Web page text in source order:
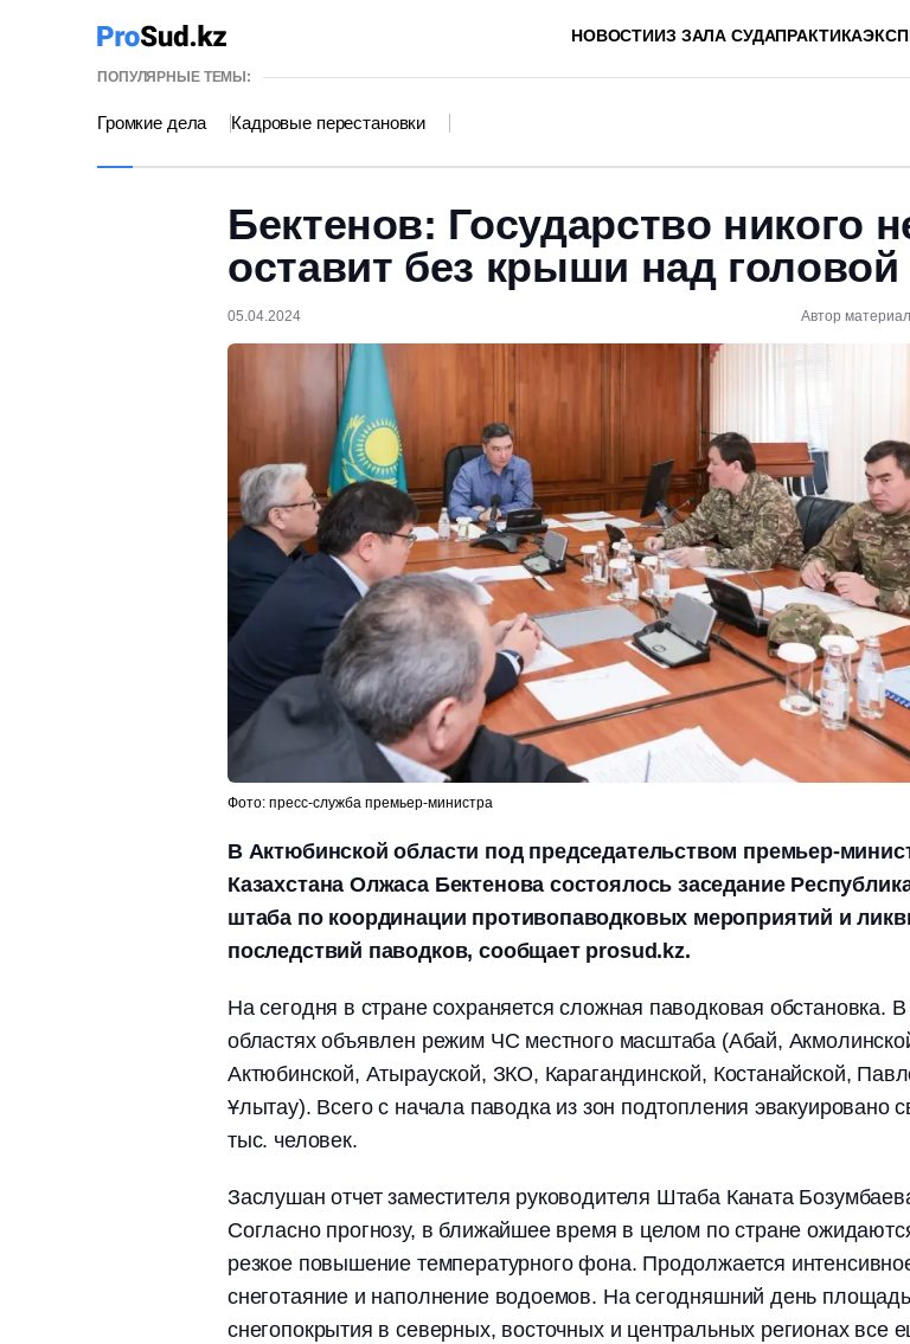
НОВОСТИИЗ ЗАЛА СУДАПРАКТИКА
ПОПУЛЯРНЫЕ ТЕМЫ:
Громкие дела Кадровые перестановки
Бектенов: Государство никого
оставит без крыши над головой
05.04.2024 Автор
Фото: пресс-служба премьер-министра
В Актюбинской области под председательством премьер-
Казахстана Олжаса Бектенова состоялось заседание
штаба по координации противопаводковых мероприятий и
последствий паводков, сообщает prosud.kz.
На сегодня в стране сохраняется сложная паводковая обстановка.
областях объявлен режим ЧС местного масштаба (Абай,
Актюбинской, Атырауской, ЗКО, Карагандинской, Костанайской,
Ұлытау). Всего с начала паводка из зон подтопления эвакуировано
тыс. человек.
Заслушан отчет заместителя руководителя Штаба Каната
Согласно прогнозу, в ближайшее время в целом по стране
резкое повышение температурного фона. Продолжается
снеготаяние и наполнение водоемов. На сегодняшний день площадь
снегопокрытия в северных, восточных и центральных регионах все